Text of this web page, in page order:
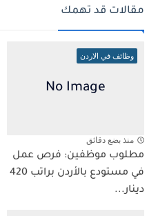
مقالات قد تهمك
وظائف في الاردن
منذ بضع دقائق
مطلوب موظفين: فرص عمل
في مستودع بالأردن براتب 420
دينار...